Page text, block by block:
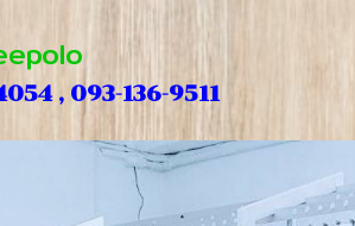
, 093-136-9511